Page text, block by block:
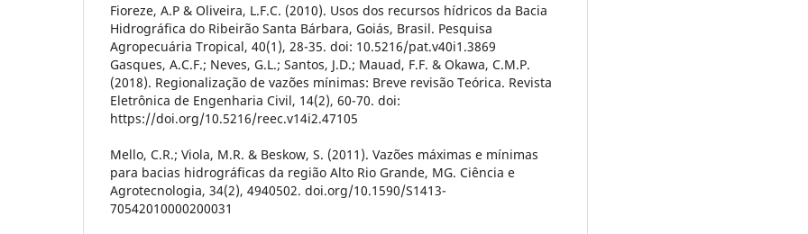
Fioreze, A.P & Oliveira, L.F.C. (2010). Usos dos recursos hídricos da Bacia
Hidrográfica do Ribeirão Santa Bárbara, Goiás, Brasil. Pesquisa
Agropecuária Tropical, 40(1), 28-35. doi: 10.5216/pat.v40i1.3869
Gasques, A.C.F.; Neves, G.L.; Santos, J.D.; Mauad, F.F. & Okawa, C.M.P.
(2018). Regionalização de vazões mínimas: Breve revisão Teórica. Revista
Eletrônica de Engenharia Civil, 14(2), 60-70. doi:
https://doi.org/10.5216/reec.v14i2.47105
Mello, C.R.; Viola, M.R. & Beskow, S. (2011). Vazões máximas e mínimas
para bacias hidrográficas da região Alto Rio Grande, MG. Ciência e
Agrotecnologia, 34(2), 4940502. doi.org/10.1590/S1413-
70542010000200031